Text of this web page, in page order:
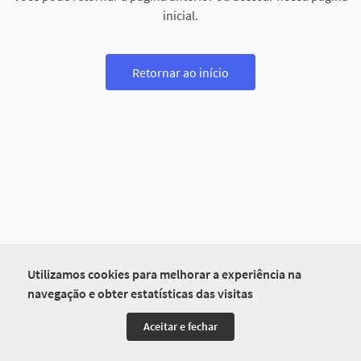
Utilizamos cookies para melhorar a experiência na
navegação e obter estatísticas das visitas
Aceitar e fechar
inicial.
Retornar ao início